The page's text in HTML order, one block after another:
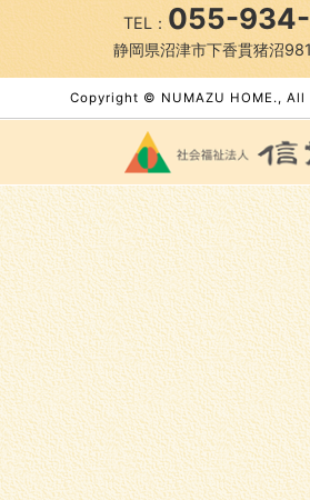
TEL： 055-934-
静岡県沼津市下香貫猪沼
Copyright © NUMAZU HOME., All